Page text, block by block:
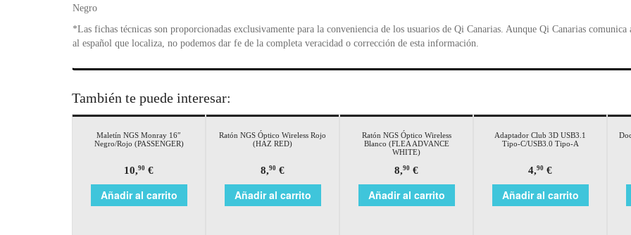
Negro
*Las fichas técnicas son proporcionadas exclusivamente para la conveniencia de los usuarios de Qi Canarias. Aunque Qi Canarias
al español que localiza, no podemos dar fe de la completa veracidad o corrección de esta información.
También te puede interesar:
Maletín NGS Monray 16″
Negro/Rojo (PASSENGER)
10,90 €
Añadir al carrito
Ratón NGS Óptico Wireless Rojo
(HAZ RED)
8,90 €
Añadir al carrito
Ratón NGS Óptico Wireless
Blanco (FLEA ADVANCE
WHITE)
8,90 €
Añadir al carrito
Adaptador Club 3D USB3.1
Tipo-C/USB3.0 Tipo-A
4,90 €
Añadir al carrito